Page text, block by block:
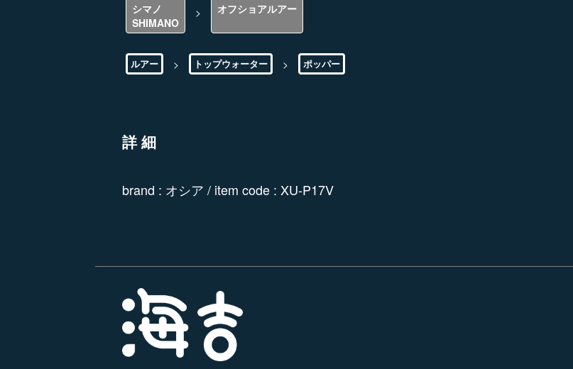
シマノ
SHIMANO
> オフショアルアー
ルアー > トップウォーター > ポッパー
詳細
brand : オシア / item code : XU-P17V